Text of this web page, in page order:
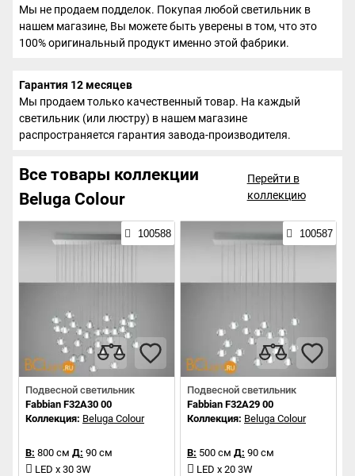
Мы не продаем подделок. Покупая любой светильник в
нашем магазине, Вы можете быть уверены в том, что это
100% оригинальный продукт именно этой фабрики.
Гарантия 12 месяцев
Мы продаем только качественный товар. На каждый
светильник (или люстру) в нашем магазине
распространяется гарантия завода-производителя.
Все товары коллекции
Beluga Colour
Перейти в
коллекцию
100588
Подвесной светильник
Fabbian F32A30 00
Коллекция: Beluga Colour
В: 800 см Д: 90 см
LED x 30 3W
100587
Подвесной светильник
Fabbian F32A29 00
Коллекция: Beluga Colour
В: 500 см Д: 90 см
LED x 20 3W